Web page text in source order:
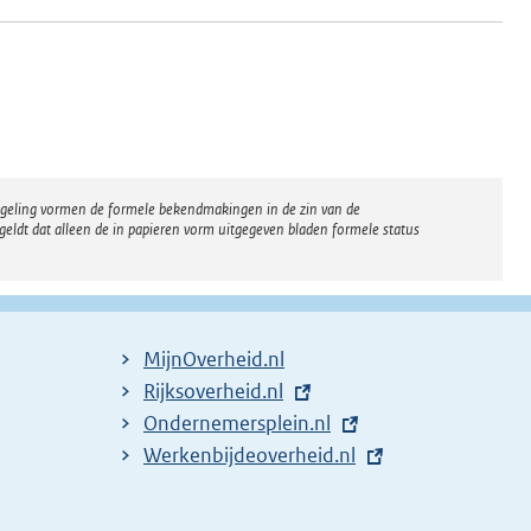
vormen de formele bekendmakingen in de zin van de
dat alleen de in papieren vorm uitgegeven bladen formele status
MijnOverheid.nl
E
x
t
Rijksoverheid.nl
E
x
Ondernemersplein.nl
E
Werkenbijdeoverheid.nl